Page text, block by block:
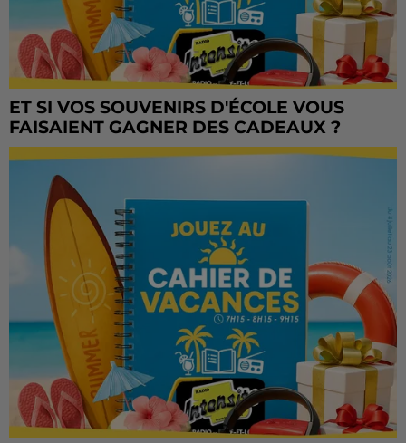
ET SI VOS SOUVENIRS D'ÉCOLE VOUS
FAISAIENT GAGNER DES CADEAUX ?